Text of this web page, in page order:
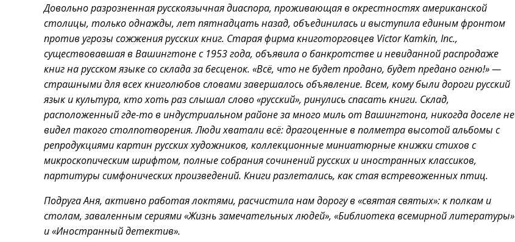
Довольно разрозненная русскоязычная диаспора, проживающая в окрестностях американской
столицы, только однажды, лет пятнадцать назад, объединилась и выступила единым фронтом
против угрозы сожжения русских книг. Старая фирма книготорговцев Victor Kamkin, Inc.,
существовавшая в Вашингтоне с 1953 года, объявила о банкротстве и невиданной распродаже
книг на русском языке со склада за бесценок. «Всё, что не будет продано, будет предано огню!» —
страшными для всех книголюбов словами завершалось объявление. Всем, кому были дороги русский
язык и культура, кто хоть раз слышал слово «русский», ринулись спасать книги. Склад,
расположенный где-то в индустриальном районе за много миль от Вашингтона, никогда доселе не
видел такого столпотворения. Люди хватали всё: драгоценные в полметра высотой альбомы с
репродукциями картин русских художников, коллекционные миниатюрные книжки стихов с
микроскопическим шрифтом, полные собрания сочинений русских и иностранных классиков,
партитуры симфонических произведений. Книги разлетались, как стая встревоженных птиц.
Подруга Аня, активно работая локтями, расчистила нам дорогу в «святая святых»: к полкам и
столам, заваленным сериями «Жизнь замечательных людей», «Библиотека всемирной литературы»
и «Иностранный детектив».